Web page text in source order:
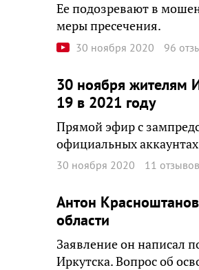
Ее подозревают в
меры пресечения.
30 ноября 2020 96
30 ноября жителям
19 в 2021 году
Прямой эфир с
официальных
30 ноября 2020 11 отзывов
Антон
области
Заявление он написал
Иркутска. Вопрос об